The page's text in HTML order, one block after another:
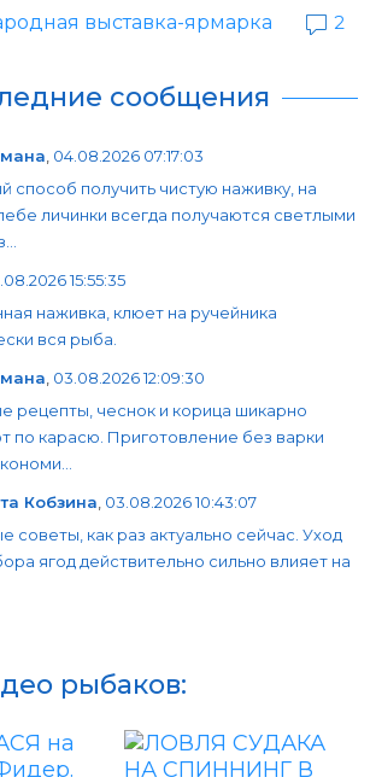
выставка-ярмарка 2
сообщения
, 04.08.2026 07:17:03
способ получить чистую наживку, на
личинки всегда получаются светлыми
15:55:35
наживка, клюет на ручейника
вся рыба.
, 03.08.2026 12:09:30
рецепты, чеснок и корица шикарно
по карасю. Приготовление без варки
Кобзина, 03.08.2026 10:43:07
советы, как раз актуально сейчас. Уход
ягод действительно сильно влияет на
рыбаков: